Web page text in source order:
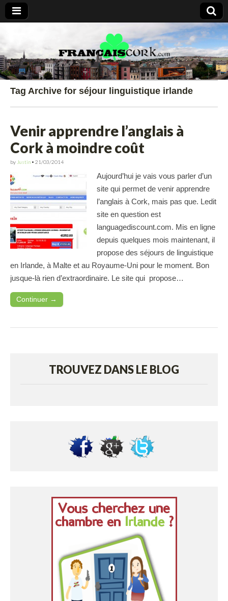
Francais Cork
Tag Archive for séjour linguistique irlande
Venir apprendre l’anglais à
Cork à moindre coût
by Justin • 21/03/2014
Aujourd’hui je vais vous parler d’un
site qui permet de venir apprendre
l’anglais à Cork, mais pas que. Ledit
site en question est
languagediscount.com. Mis en ligne
depuis quelques mois maintenant, il
propose des séjours de linguistique
en Irlande, à Malte et au Royaume-Uni pour le moment. Bon
jusque-là rien d’extraordinaire. Le site qui propose…
Continuer →
TROUVEZ DANS LE BLOG